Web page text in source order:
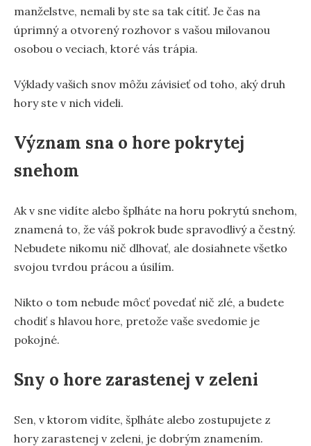
manželstve, nemali by ste sa tak cítiť. Je čas na
úprimný a otvorený rozhovor s vašou milovanou
osobou o veciach, ktoré vás trápia.
Výklady vašich snov môžu závisieť od toho, aký druh
hory ste v nich videli.
Význam sna o hore pokrytej
snehom
Ak v sne vidíte alebo šplháte na horu pokrytú snehom,
znamená to, že váš pokrok bude spravodlivý a čestný.
Nebudete nikomu nič dlhovať, ale dosiahnete všetko
svojou tvrdou prácou a úsilím.
Nikto o tom nebude môcť povedať nič zlé, a budete
chodiť s hlavou hore, pretože vaše svedomie je
pokojné.
Sny o hore zarastenej v zeleni
Sen, v ktorom vidíte, šplháte alebo zostupujete z
hory zarastenej v zeleni, je dobrým znamením.